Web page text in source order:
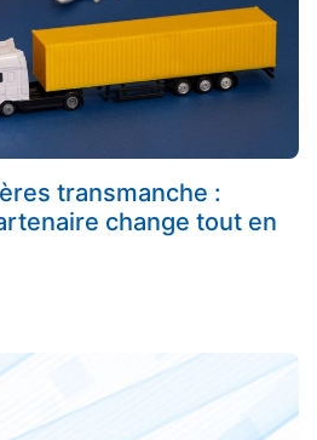
transmanche :
change tout en